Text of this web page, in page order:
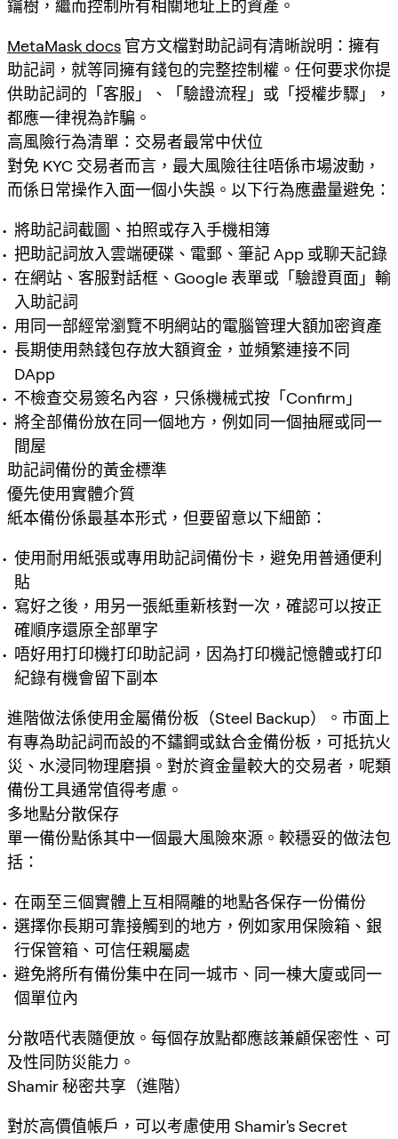
鑰樹，繼而控制所有相關地址上的資產。
MetaMask docs 官方文檔對助記詞有清晰說明：擁有
助記詞，就等同擁有錢包的完整控制權。任何要求你提
供助記詞的「客服」、「驗證流程」或「授權步驟」，
都應一律視為詐騙。
高風險行為清單：交易者最常中伏位
對免 KYC 交易者而言，最大風險往往唔係市場波動，
而係日常操作入面一個小失誤。以下行為應盡量避免：
將助記詞截圖、拍照或存入手機相簿
把助記詞放入雲端硬碟、電郵、筆記 App 或聊天記錄
在網站、客服對話框、Google 表單或「驗證頁面」輸
入助記詞
用同一部經常瀏覽不明網站的電腦管理大額加密資產
長期使用熱錢包存放大額資金，並頻繁連接不同
DApp
不檢查交易簽名內容，只係機械式按「Confirm」
將全部備份放在同一個地方，例如同一個抽屜或同一
間屋
助記詞備份的黃金標準
優先使用實體介質
紙本備份係最基本形式，但要留意以下細節：
使用耐用紙張或專用助記詞備份卡，避免用普通便利
貼
寫好之後，用另一張紙重新核對一次，確認可以按正
確順序還原全部單字
唔好用打印機打印助記詞，因為打印機記憶體或打印
紀錄有機會留下副本
進階做法係使用金屬備份板（Steel Backup）。市面上
有專為助記詞而設的不鏽鋼或鈦合金備份板，可抵抗火
災、水浸同物理磨損。對於資金量較大的交易者，呢類
備份工具通常值得考慮。
多地點分散保存
單一備份點係其中一個最大風險來源。較穩妥的做法包
括：
在兩至三個實體上互相隔離的地點各保存一份備份
選擇你長期可靠接觸到的地方，例如家用保險箱、銀
行保管箱、可信任親屬處
避免將所有備份集中在同一城市、同一棟大廈或同一
個單位內
分散唔代表隨便放。每個存放點都應該兼顧保密性、可
及性同防災能力。
Shamir 秘密共享（進階）
對於高價值帳戶，可以考慮使用 Shamir's Secret